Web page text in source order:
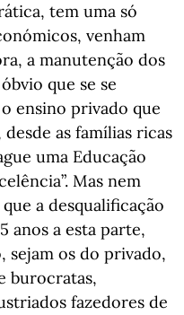
tem uma só
venham
a manutenção dos
que se se
ensino privado que
as famílias ricas
uma Educação
Mas nem
a desqualificação
anos a esta parte,
sejam os do privado,
burocratas,
fazedores de